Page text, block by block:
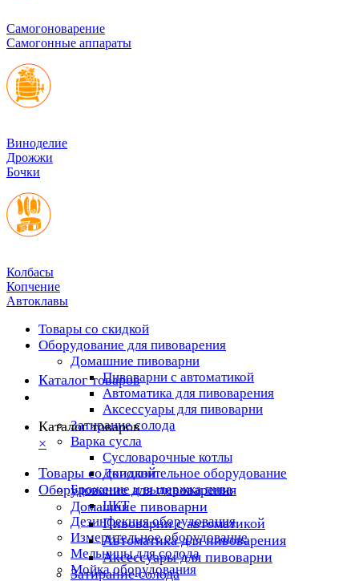
Cамогоноварение
Самогонные аппараты
Виноделие
Дрожжи
Бочки
Колбасы
Копчение
Автоклавы
Товары со скидкой
Оборудование для пивоварения
Домашние пивоварни
Пивоварни с автоматикой
Автоматика для пивоварения
Аксессуары для пивоварни
Затирание солода
Варка сусла
Cусловарочные котлы
Дополнительное оборудование
Брожение и выдержка пива
ЦКТ
Дезинфекция оборудования
Измерительное оборудование
Мельницы для солода
Мойка оборудования
Каталог товаров
Каталог товаров
×
Товары со скидкой
Оборудование для пивоварения
Домашние пивоварни
Пивоварни с автоматикой
Автоматика для пивоварения
Аксессуары для пивоварни
Затирание солода